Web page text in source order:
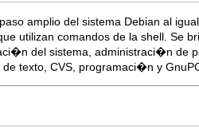
amplio del sistema Debian al
utilizan comandos de la shell. Se
del sistema, administraci�n de
texto, CVS, programaci�n y